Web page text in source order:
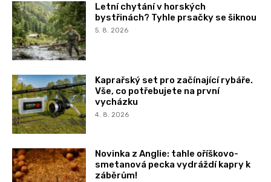
Letní chytání v horských
bystřinách? Tyhle prsačky se šiknou
5. 8. 2026
Kaprařský set pro začínající rybáře.
Vše, co potřebujete na první
vycházku
4. 8. 2026
Novinka z Anglie: tahle oříškovo-
smetanová pecka vydráždí kapry k
záběrům!